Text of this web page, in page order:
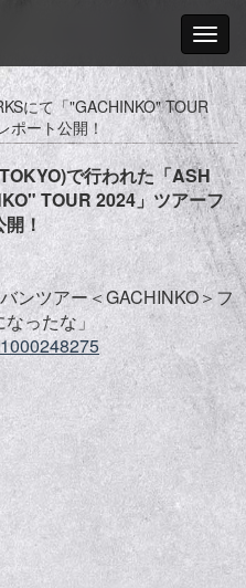
Toggle
にて「"GACHINKO" TOUR
ポート公開！
で行われた「ASH
TOUR 2024」ツアーフ
！
ンツアー＜GACHINKO＞フ
ったな」